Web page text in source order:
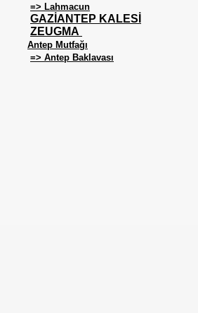
=> Lahmacun
GAZİANTEP KALESİ
ZEUGMA
Antep Mutfağı
=> Antep Baklavası